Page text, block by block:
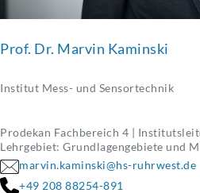
Prof. Dr. Marvin Kaminski
Institut Mess- und Sensortechnik
Prodekan Fachbereich 4 |
Lehrgebiet: Grundlagengebiete und
Elektrotechnik
marvin.kaminski@hs-ruhrwest.de
+49 208 88254-891